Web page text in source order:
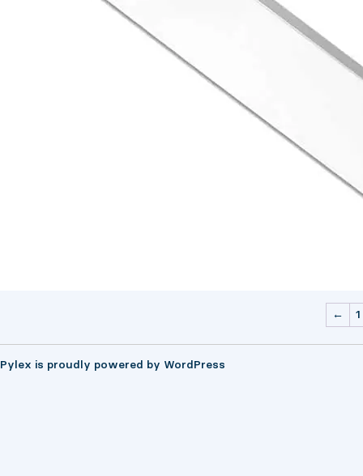
← 1
Pylex is proudly powered by WordPress